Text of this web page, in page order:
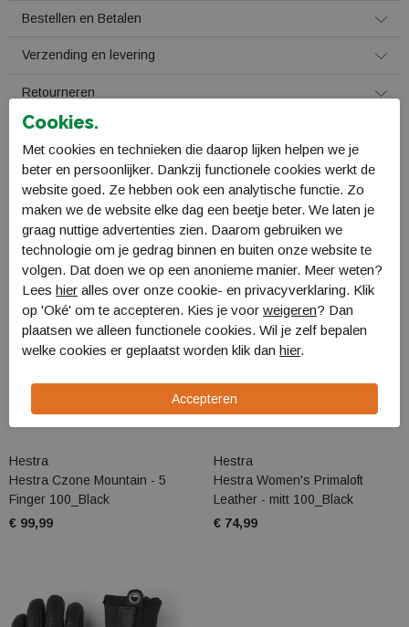
Bestellen en Betalen
Verzending en levering
Retourneren
Gerelateerde producten
Hestra
Hestra Czone Mountain - 5
Finger 100_Black
€ 99,99
Hestra
Hestra Women's Primaloft
Leather - mitt 100_Black
€ 74,99
Cookies.
Met cookies en technieken die daarop lijken helpen we je
beter en persoonlijker. Dankzij functionele cookies werkt de
website goed. Ze hebben ook een analytische functie. Zo
maken we de website elke dag een beetje beter. We laten je
graag nuttige advertenties zien. Daarom gebruiken we
technologie om je gedrag binnen en buiten onze website te
volgen. Dat doen we op een anonieme manier. Meer weten?
Lees hier alles over onze cookie- en privacyverklaring. Klik
op 'Oké' om te accepteren. Kies je voor weigeren? Dan
plaatsen we alleen functionele cookies. Wil je zelf bepalen
welke cookies er geplaatst worden klik dan hier.